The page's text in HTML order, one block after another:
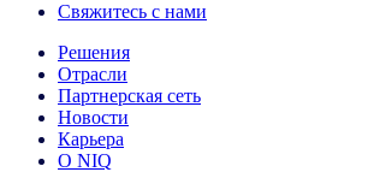
Свяжитесь с нами
Решения
Отрасли
Партнерская сеть
Новости
Карьера
О NIQ